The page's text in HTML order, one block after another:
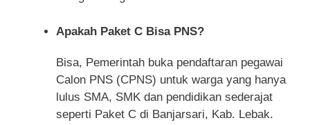
Apakah Paket C Bisa PNS?
Bisa, Pemerintah buka pendaftaran pegawai
Calon PNS (CPNS) untuk warga yang hanya
lulus SMA, SMK dan pendidikan sederajat
seperti Paket C di Banjarsari, Kab. Lebak.